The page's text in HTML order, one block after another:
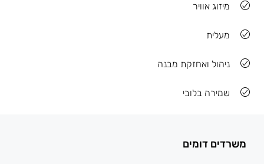
מיזוג אוויר
מעלית
ניהול ואחזקת מבנה
שמירה בלובי
משרדים דומים